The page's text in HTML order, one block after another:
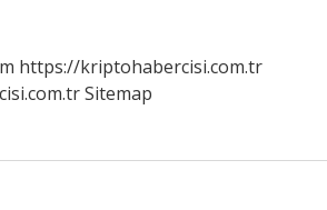
https://kriptohabercisi.com.tr
Sitemap